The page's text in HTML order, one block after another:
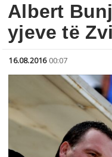
Albert
yjeve të
16.08.2016 00:07